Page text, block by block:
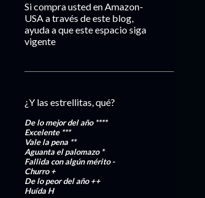
Si compra usted en Amazon-
USA a través de este blog,
ayuda a que este espacio siga
vigente
¿Y las estrellitas, qué?
De lo mejor del año ****
Excelente***
Vale la pena **
Aguanta el palomazo *
Fallida con algún mérito-
Churro+
De lo peor del año++
HuídaH